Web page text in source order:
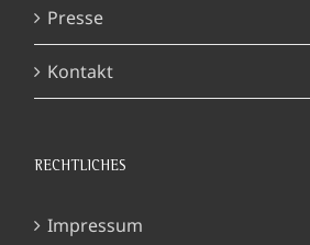
Presse
Kontakt
RECHTLICHES
Impressum